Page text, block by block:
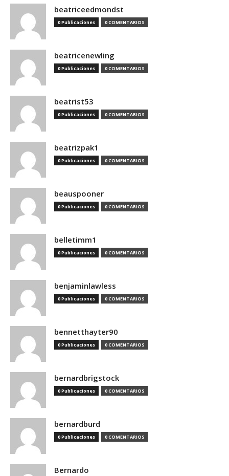
beatriceedmondst
0 Publicaciones 0 COMENTARIOS
beatricenewling
0 Publicaciones 0 COMENTARIOS
beatrist53
0 Publicaciones 0 COMENTARIOS
beatrizpak1
0 Publicaciones 0 COMENTARIOS
beauspooner
0 Publicaciones 0 COMENTARIOS
belletimm1
0 Publicaciones 0 COMENTARIOS
benjaminlawless
0 Publicaciones 0 COMENTARIOS
bennetthayter90
0 Publicaciones 0 COMENTARIOS
bernardbrigstock
0 Publicaciones 0 COMENTARIOS
bernardburd
0 Publicaciones 0 COMENTARIOS
Bernardo